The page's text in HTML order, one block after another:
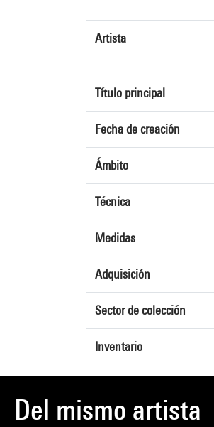
Artista
Título principal
Fecha de creación
Ámbito
Técnica
Medidas
Adquisición
Sector de colección
Inventario
Del mismo artista